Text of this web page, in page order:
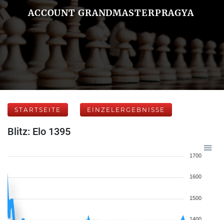
ACCOUNT GRANDMASTERPRAGYA
STARTSEITE EINZELERGEBNISSE
Blitz: Elo 1395
1700
1600
1500